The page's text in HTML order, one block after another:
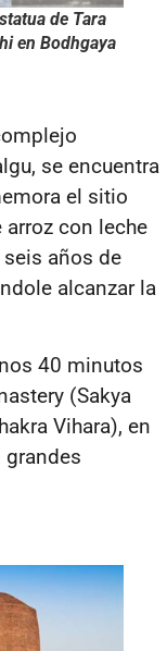
de Tara
en Bodhgaya
se encuentra
el sitio
con leche
años de
alcanzar la
40 minutos
(Sakya
Vihara), en
grandes